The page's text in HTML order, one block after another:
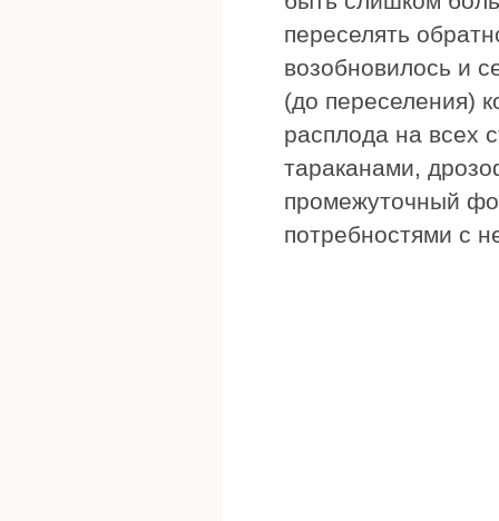
переселять
возобновилось и
(до переселения)
расплода на всех
тараканами,
промежуточный
потребностями с